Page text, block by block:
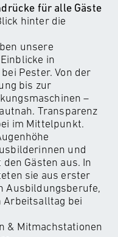
für alle Gäste
hinter die
unsere
in
Pester. Von der
bis zur
–
Transparenz
im Mittelpunkt.
und
Gästen aus. In
sie aus erster
Ausbildungsberufe,
Arbeitsalltag bei
& Mitmachstationen